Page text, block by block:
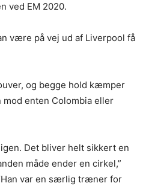
ved EM 2020.
være på vej ud af Liverpool få
og begge hold kæmper
enten Colombia eller
Det bliver helt sikkert en
måde ender en cirkel,”
var en særlig træner for